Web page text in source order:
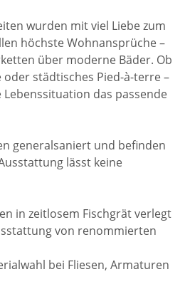
wurden mit viel Liebe zum
höchste Wohnansprüche –
über moderne Bäder. Ob
oder städtisches Pied-à-terre –
das passende
generalsaniert und befinden
lässt keine
in zeitlosem Fischgrät verlegt
von renommierten
bei Fliesen, Armaturen